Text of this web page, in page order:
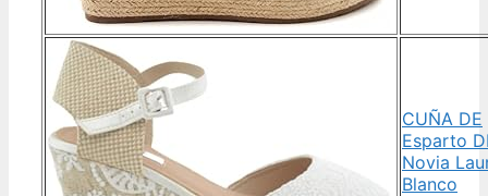
CUÑA DE
Esparto
Novia
Blanco